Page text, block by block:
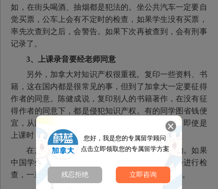
如，在街头喝酒、抽烟都是犯法的。坐公共汽车一定要自
觉买票，公车上会有不定时的检查，如果学生没有买票，
率先次查到之后，会警告。如果下次再被查到，会有刑事
记录了。
3、上课录音要经老师同意
另外，加拿大对知识产权很重视。复印一些资料、书
籍，这在国内都是很常见的事，但到了加拿大一定要征得
作者的同意。陈健成说，复印别人的书籍著作，在没有征
得作者的同意下，都是侵犯知识产权。有的同学图省钱便
宜，从图书馆借书出来复印，这样做是行不通的。即使是
上课时，想录音，也有经过老师的同意。
在加拿大从网上下载盗版的软件，也是违法的。如果
中国学生去加拿大带了大量的盗版软件，入境时会进行检
查，一旦发现之后，再次入境会经常检查你的行李。
您好，我是您的专属留学顾问
点击立即领取您的专属留学方案
残忍拒绝 立即咨询